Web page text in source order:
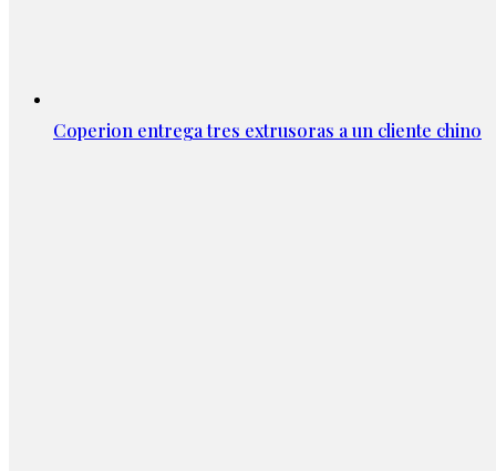
Coperion entrega tres extrusoras a un cliente chino